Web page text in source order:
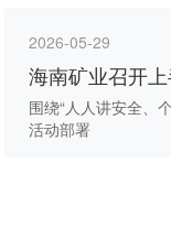
2026-05-29
海南矿业召开
员大会
围绕“人人讲安全、
活动部署